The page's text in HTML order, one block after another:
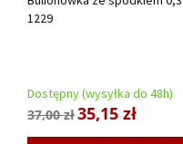
1229
Dostępny (wysyłka do 48h)
37,00 zł35,15 zł